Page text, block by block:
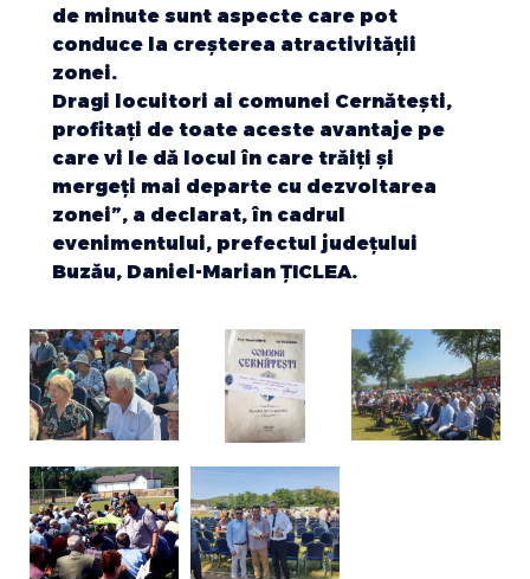
de minute sunt aspecte care pot
conduce la creșterea atractivității
zonei.
Dragi locuitori ai comunei Cernătești,
profitați de toate aceste avantaje pe
care vi le dă locul în care trăiți și
mergeți mai departe cu dezvoltarea
zonei”, a declarat, în cadrul
evenimentului, prefectul județului
Buzău, Daniel-Marian ȚICLEA.